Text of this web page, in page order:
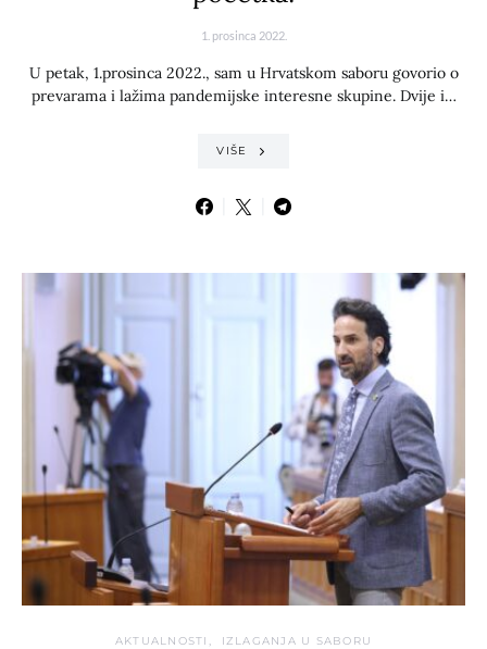
1. prosinca 2022.
U petak, 1.prosinca 2022., sam u Hrvatskom saboru govorio o
prevarama i lažima pandemijske interesne skupine. Dvije i…
VIŠE
AKTUALNOSTI IZLAGANJA U SABORU